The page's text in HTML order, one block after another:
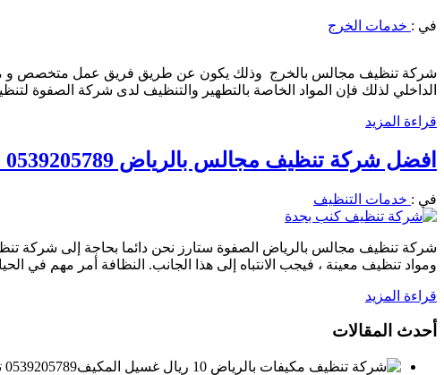
في : خدمات الخرج
شركة تنظيف مجالس بالخرج وذلك يكون عن طريق فريق عمل متخصص و
الداخلي لذلك فإن المواد الخاصة بالتطهير والتنظيف لدى شركة الصفوة
قراءة المزيد
افضل شركة تنظيف مجالس بالرياض 0539205789 الصفوة ستارز تنظيف المجلس 200 ريال فقط
في : خدمات التنظيف
شركة تنظيف مجالس بالرياض الصفوة ستارز نحن دائما بحاجة إلى شركة
ومواد تنظيف معينة ، فيجب الانتباه إلى هذا الجانب. النظافة أمر مهم في
قراءة المزيد
أحدث المقالات